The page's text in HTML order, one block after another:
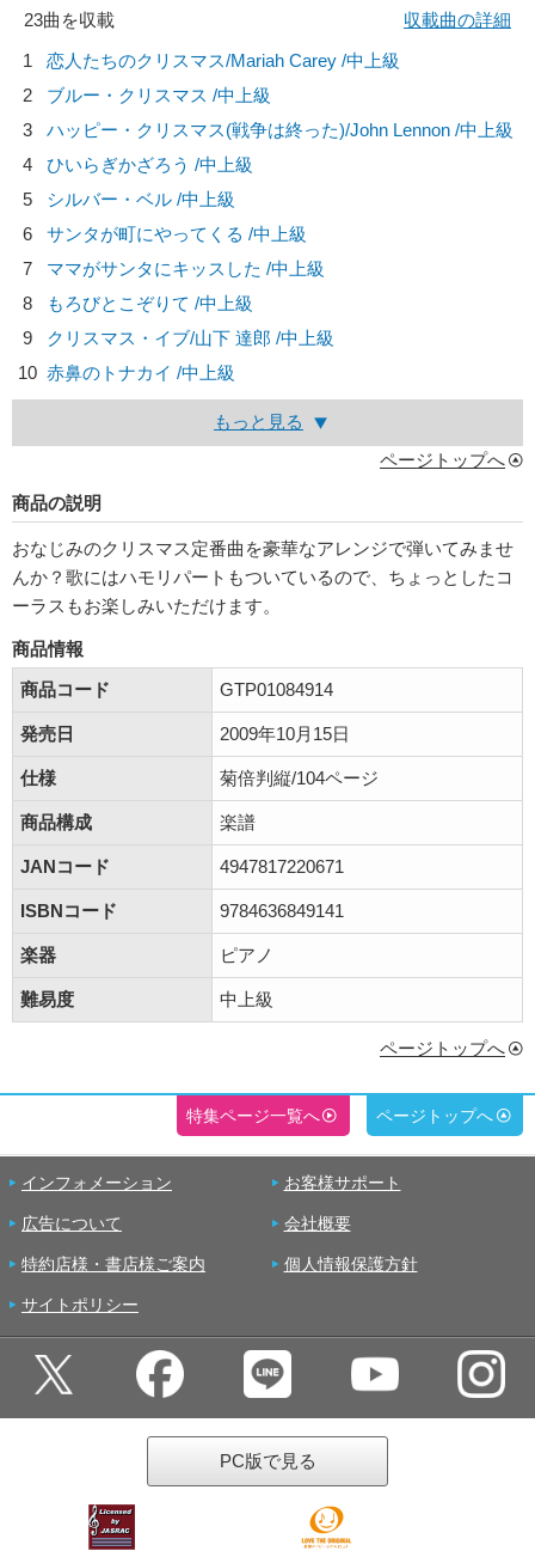
23曲を収載
収載曲の詳細
1
恋人たちのクリスマス/Mariah Carey /中上級
2
ブルー・クリスマス /中上級
3
ハッピー・クリスマス(戦争は終った)/John Lennon /中上級
4
ひいらぎかざろう /中上級
5
シルバー・ベル /中上級
6
サンタが町にやってくる /中上級
7
ママがサンタにキッスした /中上級
8
もろびとこぞりて /中上級
9
クリスマス・イブ/山下 達郎 /中上級
10 赤鼻のトナカイ /中上級
もっと見る
ページトップへ
商品の説明
おなじみのクリスマス定番曲を豪華なアレンジで弾いてみませ
んか？歌にはハモリパートもついているので、ちょっとしたコ
ーラスもお楽しみいただけます。
商品情報
商品コード
GTP01084914
発売日 2009年10月15日
仕様 菊倍判縦/104ページ
商品構成 楽譜
JANコード 4947817220671
ISBNコード 9784636849141
楽器 ピアノ
難易度 中上級
ページトップへ
特集ページ一覧へ ページトップへ
インフォメーション お客様サポート
広告について 会社概要
特約店様・書店様ご案内 個人情報保護方針
サイトポリシー
PC版で見る